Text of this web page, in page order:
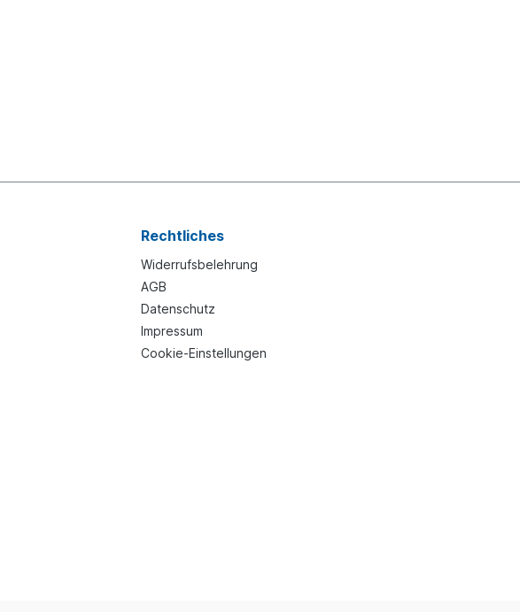
Rechtliches
Widerrufsbelehrung
AGB
Datenschutz
Impressum
Cookie-Einstellungen